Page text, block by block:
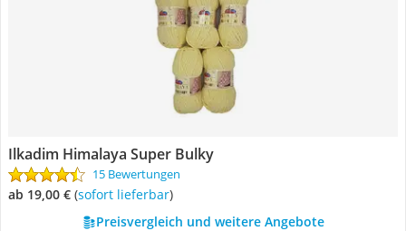
Ilkadim Himalaya Super Bulky
15 Bewertungen
ab 19,00 € ( Sofort lieferbar)
Preisvergleich und weitere Angebote